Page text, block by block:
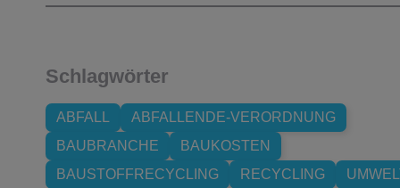
Schlagwörter
ABFALL
ABFALLENDE-VERORDNUNG
BAUBRANCHE
BAUKOSTEN
BAUSTOFFRECYCLING
RECYCLING